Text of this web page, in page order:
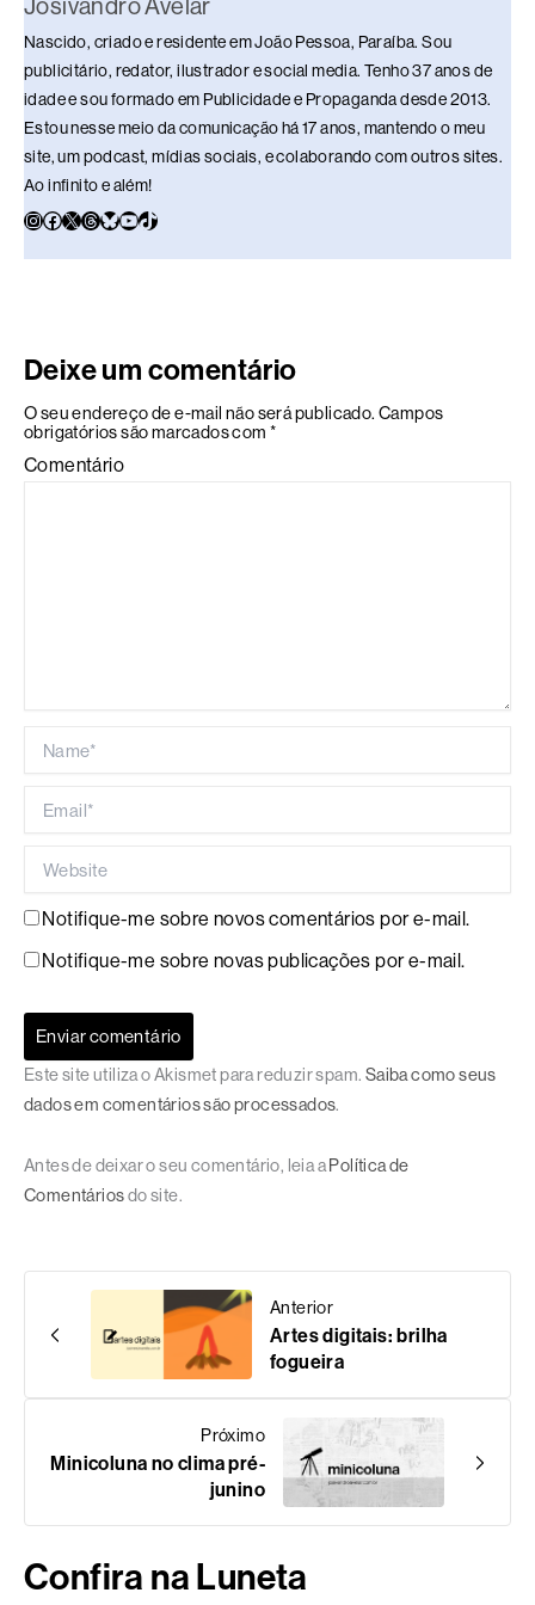
Josivandro Avelar
Nascido, criado e residente em João Pessoa, Paraíba. Sou
publicitário, redator, ilustrador e social media. Tenho 37 anos de
idade e sou formado em Publicidade e Propaganda desde 2013.
Estou nesse meio da comunicação há 17 anos, mantendo o meu
site, um podcast, mídias sociais, e colaborando com outros sites.
Ao infinito e além!
Deixe um comentário
O seu endereço de e-mail não será publicado. Campos
obrigatórios são marcados com *
Comentário
Notifique-me sobre novos comentários por e-mail.
Notifique-me sobre novas publicações por e-mail.
Este site utiliza o Akismet para reduzir spam. Saiba como seus
dados em comentários são processados.
Antes de deixar o seu comentário, leia a Política de
Comentáriosdo site.
Anterior
Artes digitais: brilha
fogueira
Próximo
Minicoluna no clima pré-
junino
Confira na Luneta